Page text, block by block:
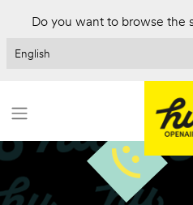
Do you want to browse the